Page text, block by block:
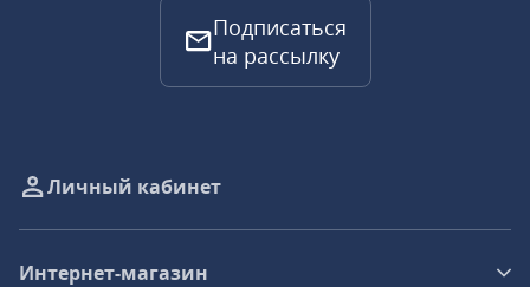
Подписаться
на рассылку
Личный кабинет
Интернет-магазин